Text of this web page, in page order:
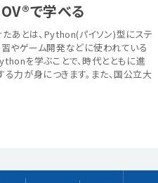
で学べる
あとは、Python(パイソン)型にステ
習やゲーム開発などに使われている
を学ぶことで、時代とともに進
力が身につきます。また、国公立大